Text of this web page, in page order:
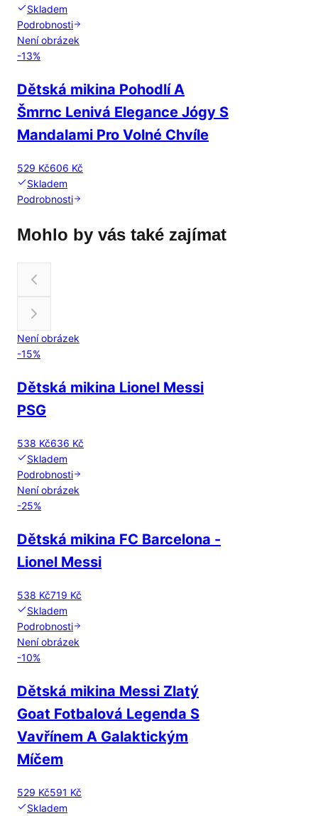
Skladem
Podrobnosti
Není obrázek
-13%
Dětská mikina Pohodlí A
Šmrnc Lenivá Elegance Jógy S
Mandalami Pro Volné Chvíle
529 Kč606 Kč
Skladem
Podrobnosti
Mohlo by vás také zajímat
Není obrázek
-15%
Dětská mikina Lionel Messi
PSG
538 Kč636 Kč
Skladem
Podrobnosti
Není obrázek
-25%
Dětská mikina FC Barcelona -
Lionel Messi
538 Kč719 Kč
Skladem
Podrobnosti
Není obrázek
-10%
Dětská mikina Messi Zlatý
Goat Fotbalová Legenda S
Vavřínem A Galaktickým
Míčem
529 Kč591 Kč
Skladem